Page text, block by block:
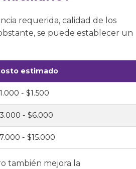
requerida, calidad de los
se puede establecer un
estimado
- $1.500
- $6.000
- $15.000
también mejora la